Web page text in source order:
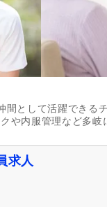
産休あり
年末
研修制
住宅手
として活躍できる
や内服管理など多岐
求人